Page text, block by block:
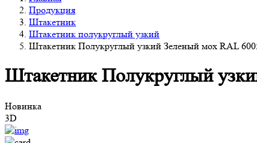
Продукция
Штакетник
Штакетник полукруглый узкий
Штакетник Полукруглый узкий Зеленый мох RAL
Штакетник Полукруглый
Новинка
3D